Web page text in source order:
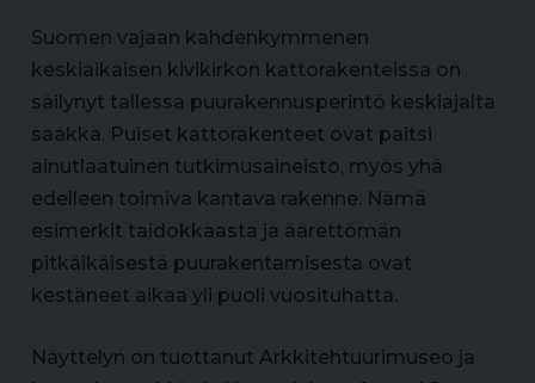
Suomen vajaan kahdenkymmenen
keskiaikaisen kivikirkon kattorakenteissa on
säilynyt tallessa puurakennusperintö keskiajalta
saakka. Puiset kattorakenteet ovat paitsi
ainutlaatuinen tutkimusaineisto, myös yhä
edelleen toimiva kantava rakenne. Nämä
esimerkit taidokkaasta ja äärettömän
pitkäikäisestä puurakentamisesta ovat
kestäneet aikaa yli puoli vuosituhatta.
Näyttelyn on tuottanut Arkkitehtuurimuseo ja